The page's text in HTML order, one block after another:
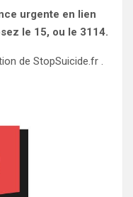
urgente en lien
le 15, ou le 3114.
de StopSuicide.fr .